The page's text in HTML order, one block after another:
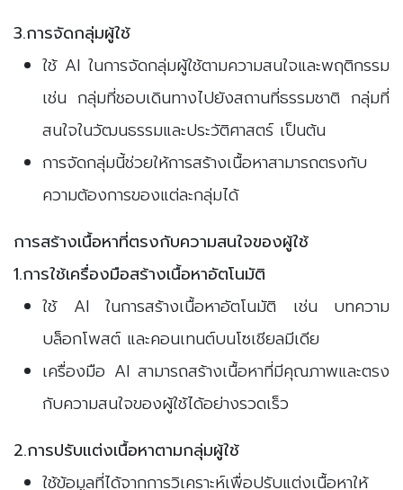
3.การจัดกลุ่มผู้ใช้
ใช้ AI ในการจัดกลุ่มผู้ใช้ตามความสนใจและพฤติกรรม
เช่น กลุ่มที่ชอบเดินทางไปยังสถานที่ธรรมชาติ กลุ่มที่
สนใจในวัฒนธรรมและประวัติศาสตร์ เป็นต้น
การจัดกลุ่มนี้ช่วยให้การสร้างเนื้อหาสามารถตรงกับ
ความต้องการของแต่ละกลุ่มได้
การสร้างเนื้อหาที่ตรงกับความสนใจของผู้ใช้
1.การใช้เครื่องมือสร้างเนื้อหาอัตโนมัติ
ใช้ AI ในการสร้างเนื้อหาอัตโนมัติ เช่น บทความ
บล็อกโพสต์ และคอนเทนต์บนโซเชียลมีเดีย
เครื่องมือ AI สามารถสร้างเนื้อหาที่มีคุณภาพและตรง
กับความสนใจของผู้ใช้ได้อย่างรวดเร็ว
2.การปรับแต่งเนื้อหาตามกลุ่มผู้ใช้
ใช้ข้อมูลที่ได้จากการวิเคราะห์เพื่อปรับแต่งเนื้อหาให้